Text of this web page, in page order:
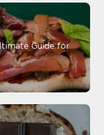
Guide for